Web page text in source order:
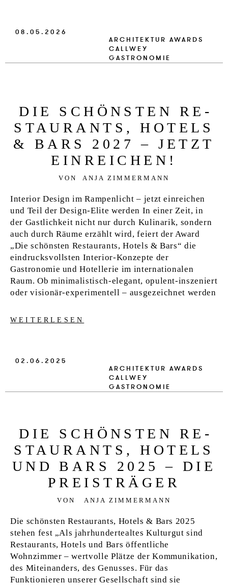
SHOP
08.05.2026
ARCHITEKTUR AWARDS
CALLWEY
GASTRONOMIE
DIE SCHÖNSTEN RE­
ST­AU­RANTS, HO­TELS
& BARS 2027 – JETZT
EIN­REI­CHEN!
VON ANJA ZIMMERMANN
Interior Design im Rampenlicht – jetzt einreichen
und Teil der Design-Elite werden In einer Zeit, in
der Gastlichkeit nicht nur durch Kulinarik, sondern
auch durch Räume erzählt wird, feiert der Award
„Die schönsten Restaurants, Hotels & Bars“ die
eindrucksvollsten Interior-Konzepte der
Gastronomie und Hotellerie im internationalen
Raum. Ob minimalistisch-elegant, opulent-inszeniert
oder visionär-experimentell – ausgezeichnet werden
WEITERLESEN
02.06.2025
ARCHITEKTUR AWARDS
CALLWEY
GASTRONOMIE
DIE SCHÖNSTEN RE­
ST­AU­RANTS, HO­TELS
UND BARS 2025 – DIE
PREISTRÄGER
VON ANJA ZIMMERMANN
Die schönsten Restaurants, Hotels & Bars 2025
stehen fest „Als jahrhundertealtes Kulturgut sind
Restaurants, Hotels und Bars öffentliche
Wohnzimmer – wertvolle Plätze der Kommunikation,
des Miteinanders, des Genusses. Für das
Funktionieren unserer Gesellschaft sind sie